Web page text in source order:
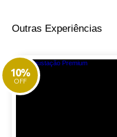
Outras Experiências
10%
OFF